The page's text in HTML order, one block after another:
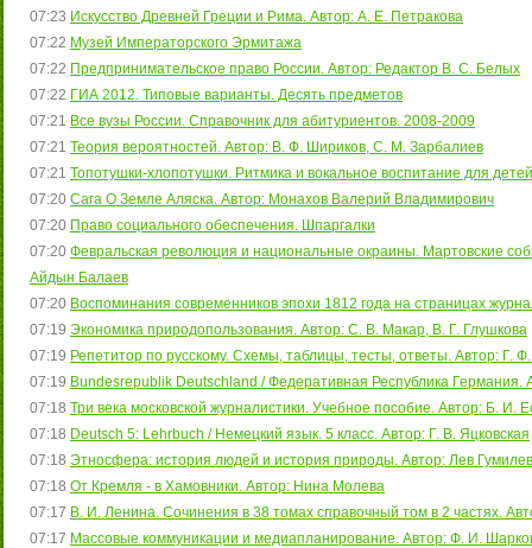
07:23 Искусство Древней Греции и Рима. Автор: А. Е. Петракова
07:22 Музей Императорского Эрмитажа
07:22 Предпринимательское право России. Автор: Редактор В. С. Белых
07:22 ГИА 2012. Типовые варианты. Десять предметов
07:21 Все вузы России. Справочник для абитуриентов. 2008-2009
07:21 Теория вероятностей. Автор: В. Ф. Шириков, С. М. Зарбалиев
07:21 Топотушки-хлопотушки. Ритмика и вокальное воспитание для
07:20 Сага О Земле Аляска. Автор: Монахов Валерий Владимирович
07:20 Право социального обеспечения. Шпаргалки
07:20 Февральская революция и национальные окраины. Мартовские
Айдын Балаев
07:20 Воспоминания современников эпохи 1812 года на страницах
07:19 Экономика природопользования. Автор: С. В. Макар, В. Г. Глушкова
07:19 Репетитор по русскому. Схемы, таблицы, тесты, ответы. Автор: Г.
07:19 Bundesrepublik Deutschland / Федеративная Республика Германия.
07:18 Три века московской журналистики. Учебное пособие. Автор: Б. И.
07:18 Deutsch 5: Lehrbuch / Немецкий язык. 5 класс. Автор: Г. В. Яцковская
07:18 Этносфера: история людей и история природы. Автор: Лев Гумилев
07:18 От Кремля - в Хамовники. Автор: Нина Молева
07:17 В. И. Ленина. Сочинения в 38 томах справочный том в 2 частях.
07:17 Массовые коммуникации и медиапланирование. Автор: Ф. И.